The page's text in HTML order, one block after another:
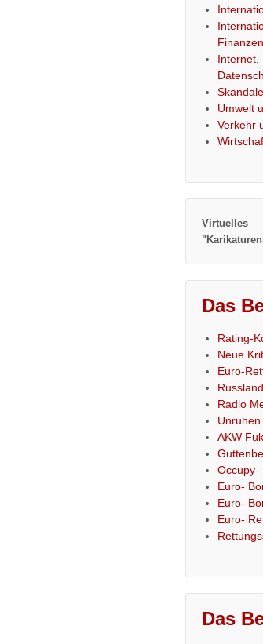
Finanzen
Internet,
Umwelt
Verkehr
Virtuelles
Das
Rating-
Neue
Euro-
Radio
AKW
Occupy-
Euro-
Euro-
Euro-
Das